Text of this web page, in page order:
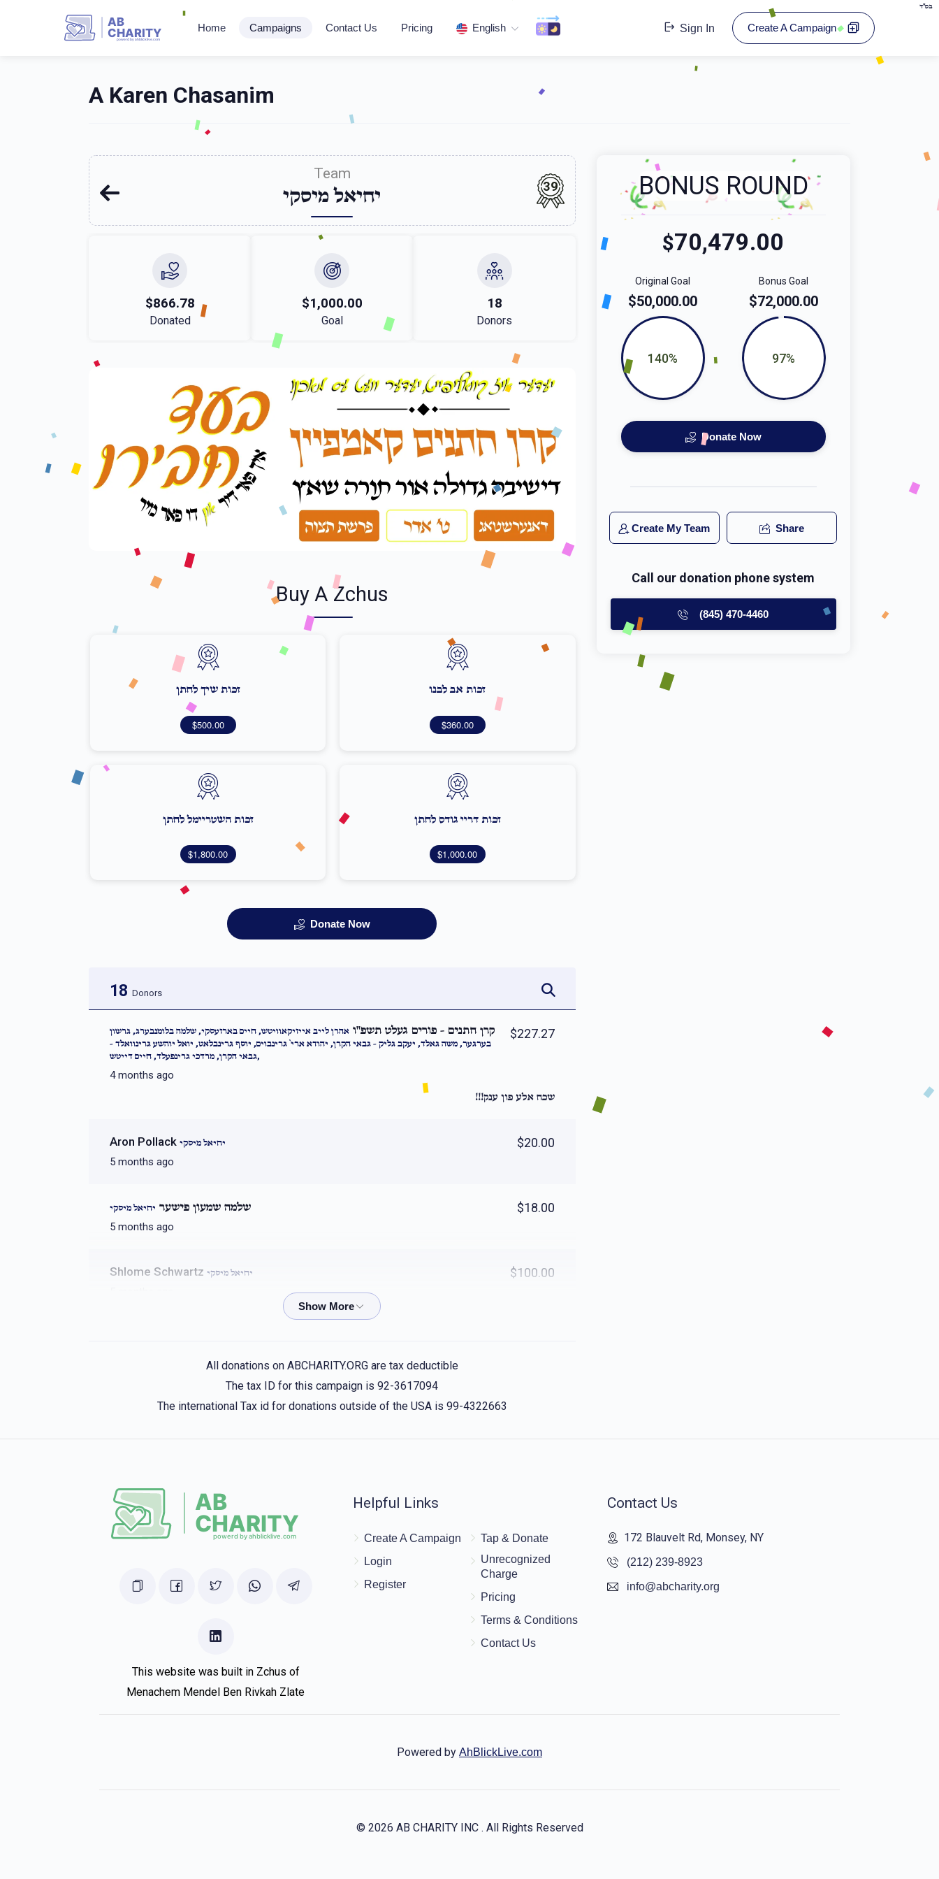
בס"ד
AB
CHARITY
powerd by ahblicklive.com
Home Campaigns Contact Us Pricing English Sign In Create A Campaign
A Karen Chasanim
Team
יחיאל מיסקי 39
$866.78
Donated
$1,000.00
Goal
18
Donors
Buy A Zchus
זכות אב לבנו
$360.00
זכות שיך לחתן
$500.00
זכות דריי גודס לחתן
$1,000.00
זכות השטריימל לחתן
$1,800.00
Donate Now
18 Donors
קרן חתנים - פורים געלט תשפ''ו אהרן לייב אייזיקאוויטש, חיים בארזעסקי, שלמה בלומנבערג, גרשון
בערגער, משה גאלד, יעקב גליק - גבאי הקרן, יהודא ארי` גרינבוים, יוסף גרינבלאט, יואל יוהשע גרינוואלד -
גבאי הקרן, מרדכי גרינפעלד, חיים דייטש,
4 months ago
$227.27
שכח אלע פון ענק!!!
Aron Pollack יחיאל מיסקי
5 months ago
$20.00
שלמה שמעון פישער יחיאל מיסקי
5 months ago
$18.00
Shlome Schwartz יחיאל מיסקי $100.00
החתן יחזקאל מנחם שטויבער
אהרן לייב אייזיקאוויטש, חיים בארזעסקי, אלימלך בלויא, שלמה
בלומנבערג, גרשון בערגער, משה גאלד, יעקב גליק - גבאי הקרן, יהודא ארי` גרינבוים, יוסף גרינבלאט, יואל
HERSHY WEINBERGER
5 months ago
5 months ago
$10.00
All donations on ABCHARITY.ORG are tax deductible
The tax ID for this campaign is 92-3617094
The international Tax id for donations outside of the USA is 99-4322663
BONUS ROUND
$70,479.00
Bonus Goal
$72,000.00
97%
Original Goal
$50,000.00
140%
Donate Now
Create My Team Share
Call our donation phone system
(845) 470-4460
This website was built in Zchus of
Menachem Mendel Ben Rivkah Zlate
Helpful Links
Create A Campaign
Login
Register
Tap & Donate
Unrecognized
Charge
Pricing
Terms & Conditions
Contact Us
Contact Us
172 Blauvelt Rd, Monsey, NY
(212) 239-8923
info@abcharity.org
Powered by AhBlickLive.com
© 2026 AB CHARITY INC . All Rights Reserved